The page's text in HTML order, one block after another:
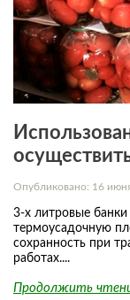
Опубликовано: 16
3-х литровые
термоусадочную
сохранность при
работах....
Продолжить